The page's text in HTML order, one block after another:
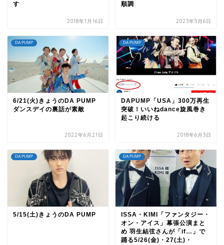
す
2018年1月16日
順調
2023年5月6日
DA PUMP
6/21(火)きょうのDA PUMP
ダンスデイの裏話が素敵
2022年6月21日
DA PUMP
DAPUMP「USA」300万再生
突破！いいねdance旋風巻き
起こり続ける
2018年6月3日
DA PUMP
5/15(土)きょうのDA PUMP
DA PUMP
ISSA・KIMI「ファンタジー・
オン・アイス」幕張公演まと
め 羽生結弦さんが「if…」で
踊る5/26(金)・27(土)・